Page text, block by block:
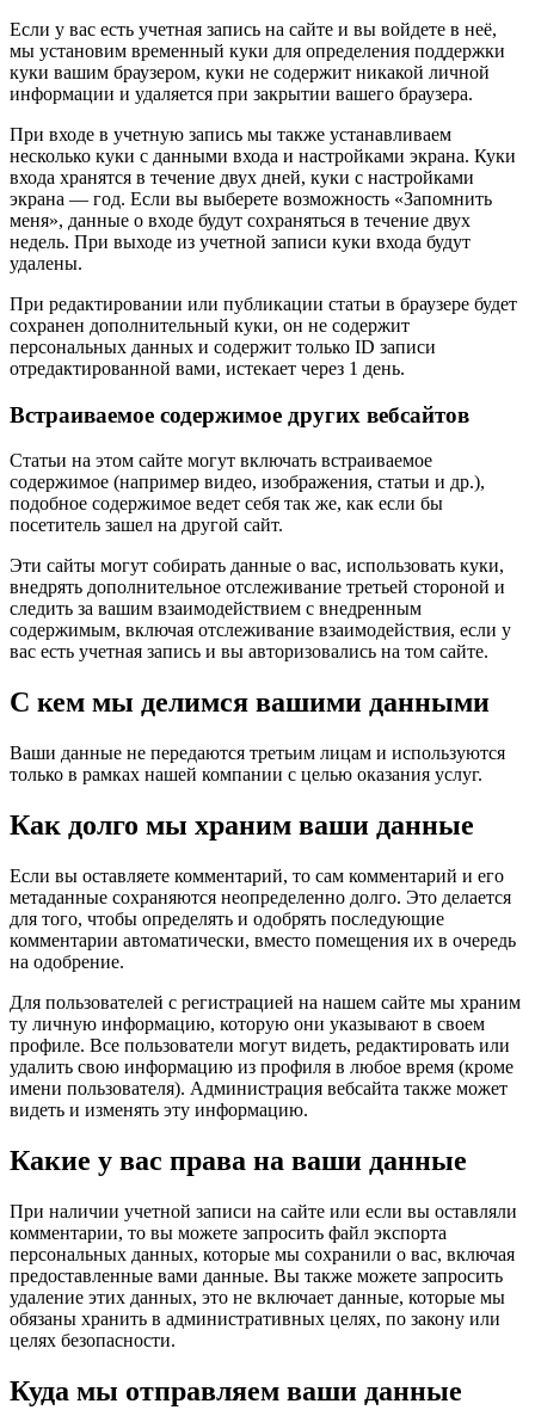
Если у вас есть учетная запись на сайте и вы войдете в неё,
мы установим временный куки для определения поддержки
куки вашим браузером, куки не содержит никакой личной
информации и удаляется при закрытии вашего браузера.
При входе в учетную запись мы также устанавливаем
несколько куки с данными входа и настройками экрана. Куки
входа хранятся в течение двух дней, куки с настройками
экрана — год. Если вы выберете возможность «Запомнить
меня», данные о входе будут сохраняться в течение двух
недель. При выходе из учетной записи куки входа будут
удалены.
При редактировании или публикации статьи в браузере будет
сохранен дополнительный куки, он не содержит
персональных данных и содержит только ID записи
отредактированной вами, истекает через 1 день.
Встраиваемое содержимое других вебсайтов
Статьи на этом сайте могут включать встраиваемое
содержимое (например видео, изображения, статьи и др.),
подобное содержимое ведет себя так же, как если бы
посетитель зашел на другой сайт.
Эти сайты могут собирать данные о вас, использовать куки,
внедрять дополнительное отслеживание третьей стороной и
следить за вашим взаимодействием с внедренным
содержимым, включая отслеживание взаимодействия, если у
вас есть учетная запись и вы авторизовались на том сайте.
С кем мы делимся вашими данными
Ваши данные не передаются третьим лицам и используются
только в рамках нашей компании с целью оказания услуг.
Как долго мы храним ваши данные
Если вы оставляете комментарий, то сам комментарий и его
метаданные сохраняются неопределенно долго. Это делается
для того, чтобы определять и одобрять последующие
комментарии автоматически, вместо помещения их в очередь
на одобрение.
Для пользователей с регистрацией на нашем сайте мы храним
ту личную информацию, которую они указывают в своем
профиле. Все пользователи могут видеть, редактировать или
удалить свою информацию из профиля в любое время (кроме
имени пользователя). Администрация вебсайта также может
видеть и изменять эту информацию.
Какие у вас права на ваши данные
При наличии учетной записи на сайте или если вы оставляли
комментарии, то вы можете запросить файл экспорта
персональных данных, которые мы сохранили о вас, включая
предоставленные вами данные. Вы также можете запросить
удаление этих данных, это не включает данные, которые мы
обязаны хранить в административных целях, по закону или
целях безопасности.
Куда мы отправляем ваши данные